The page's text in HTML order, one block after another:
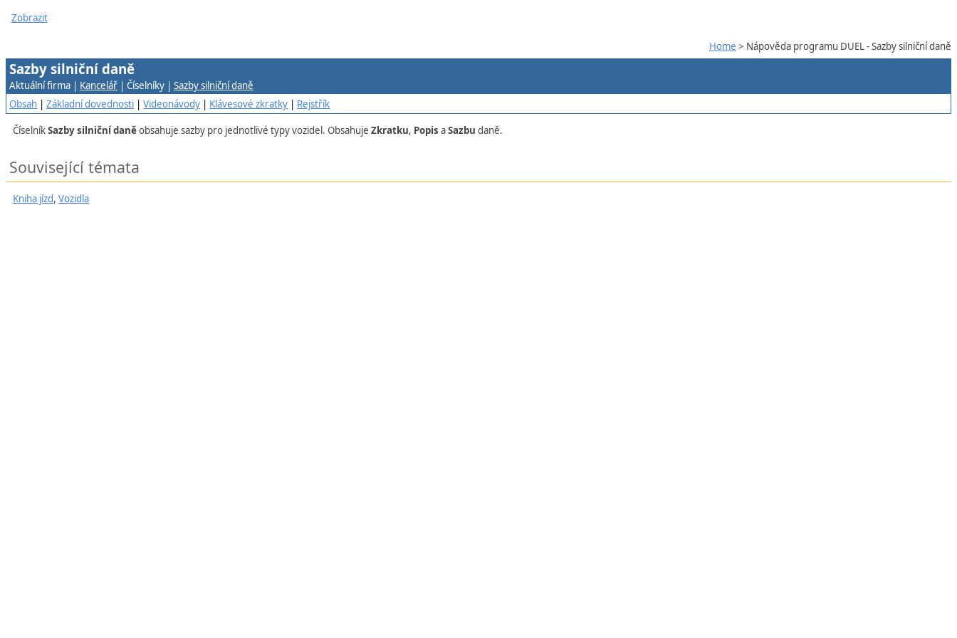
Zobrazit
Home > Nápověda programu DUEL - Sazby silniční daně
Sazby silniční daně
Aktuální firma | Kancelář | Číselníky | Sazby silniční daně
Obsah |Základní dovednosti |Videonávody | Klávesové zkratky | Rejstřík
ČíselníkSazby silniční daněobsahuje sazby pro jednotlivé typy vozidel. Obsahuje Zkratku, Popis aSazbu daně.
Související témata
Kniha jízd, Vozidla